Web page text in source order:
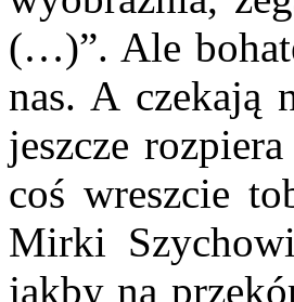
(…)”. Ale
nas. A czekają
jeszcze
coś wreszcie
Mirki
jakby na